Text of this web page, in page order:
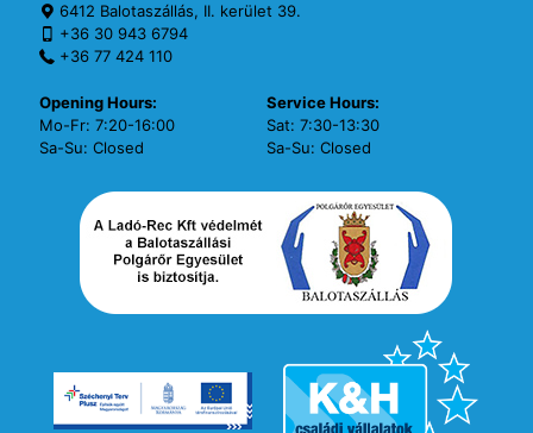
6412 Balotaszállás, II. kerület 39.
+36 30 943 6794
+36 77 424 110
Opening Hours:
Mo-Fr: 7:20-16:00
Sa-Su: Closed
Service Hours:
Sat: 7:30-13:30
Sa-Su: Closed